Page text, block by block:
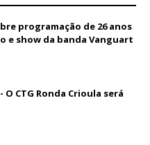
programação de 26 anos
e show da banda Vanguart
- O CTG Ronda Crioula será